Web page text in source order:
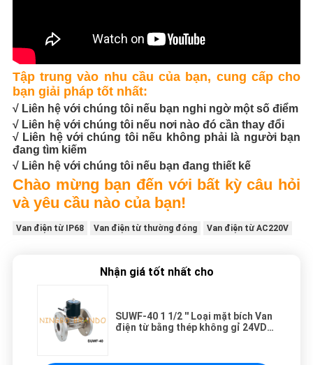
Tập trung vào nhu cầu của bạn, cung cấp cho
bạn giải pháp tốt nhất:
√ Liên hệ với chúng tôi nếu bạn nghi ngờ một số điểm
√ Liên hệ với chúng tôi nếu nơi nào đó cần thay đổi
√ Liên hệ với chúng tôi nếu không phải là người bạn
đang tìm kiếm
√ Liên hệ với chúng tôi nếu bạn đang thiết kế
Chào mừng bạn đến với bất kỳ câu hỏi
và yêu cầu nào của bạn!
Van điện từ IP68 Van điện từ thường đóng Van điện từ AC220V
Nhận giá tốt nhất cho
SUWF-40 1 1/2 '' Loại mặt bích Van
điện từ bằng thép không gỉ 24VDC